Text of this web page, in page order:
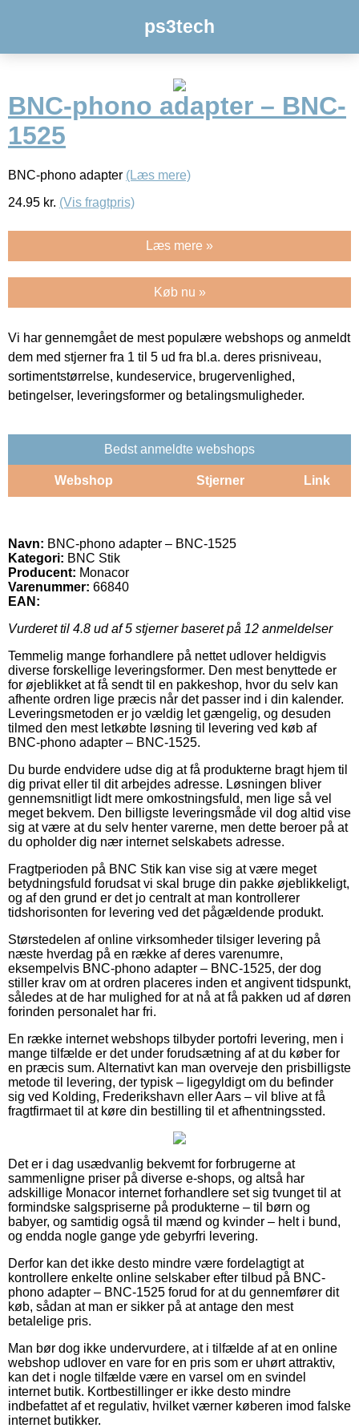
ps3tech
BNC-phono adapter – BNC-
1525
BNC-phono adapter (Læs mere)
24.95 kr. (Vis fragtpris)
Læs mere »
Køb nu »
Vi har gennemgået de mest populære webshops og anmeldt
dem med stjerner fra 1 til 5 ud fra bl.a. deres prisniveau,
sortimentstørrelse, kundeservice, brugervenlighed,
betingelser, leveringsformer og betalingsmuligheder.
Bedst anmeldte webshops
Webshop Stjerner Link
Navn: BNC-phono adapter – BNC-1525
Kategori: BNC Stik
Producent: Monacor
Varenummer: 66840
EAN:
Vurderet til 4.8 ud af 5 stjerner baseret på 12 anmeldelser
Temmelig mange forhandlere på nettet udlover heldigvis
diverse forskellige leveringsformer. Den mest benyttede er
for øjeblikket at få sendt til en pakkeshop, hvor du selv kan
afhente ordren lige præcis når det passer ind i din kalender.
Leveringsmetoden er jo vældig let gængelig, og desuden
tilmed den mest letkøbte løsning til levering ved køb af
BNC-phono adapter – BNC-1525.
Du burde endvidere udse dig at få produkterne bragt hjem til
dig privat eller til dit arbejdes adresse. Løsningen bliver
gennemsnitligt lidt mere omkostningsfuld, men lige så vel
meget bekvem. Den billigste leveringsmåde vil dog altid vise
sig at være at du selv henter varerne, men dette beroer på at
du opholder dig nær internet selskabets adresse.
Fragtperioden på BNC Stik kan vise sig at være meget
betydningsfuld forudsat vi skal bruge din pakke øjeblikkeligt,
og af den grund er det jo centralt at man kontrollerer
tidshorisonten for levering ved det pågældende produkt.
Størstedelen af online virksomheder tilsiger levering på
næste hverdag på en række af deres varenumre,
eksempelvis BNC-phono adapter – BNC-1525, der dog
stiller krav om at ordren placeres inden et angivent tidspunkt,
således at de har mulighed for at nå at få pakken ud af døren
forinden personalet har fri.
En række internet webshops tilbyder portofri levering, men i
mange tilfælde er det under forudsætning af at du køber for
en præcis sum. Alternativt kan man overveje den prisbilligste
metode til levering, der typisk – ligegyldigt om du befinder
sig ved Kolding, Frederikshavn eller Aars – vil blive at få
fragtfirmaet til at køre din bestilling til et afhentningssted.
Det er i dag usædvanlig bekvemt for forbrugerne at
sammenligne priser på diverse e-shops, og altså har
adskillige Monacor internet forhandlere set sig tvunget til at
formindske salgspriserne på produkterne – til børn og
babyer, og samtidig også til mænd og kvinder – helt i bund,
og endda nogle gange yde gebyrfri levering.
Derfor kan det ikke desto mindre være fordelagtigt at
kontrollere enkelte online selskaber efter tilbud på BNC-
phono adapter – BNC-1525 forud for at du gennemfører dit
køb, sådan at man er sikker på at antage den mest
betalelige pris.
Man bør dog ikke undervurdere, at i tilfælde af at en online
webshop udlover en vare for en pris som er uhørt attraktiv,
kan det i nogle tilfælde være en varsel om en svindel
internet butik. Kortbestillinger er ikke desto mindre
indbefattet af et regulativ, hvilket værner køberen imod falske
internet butikker.